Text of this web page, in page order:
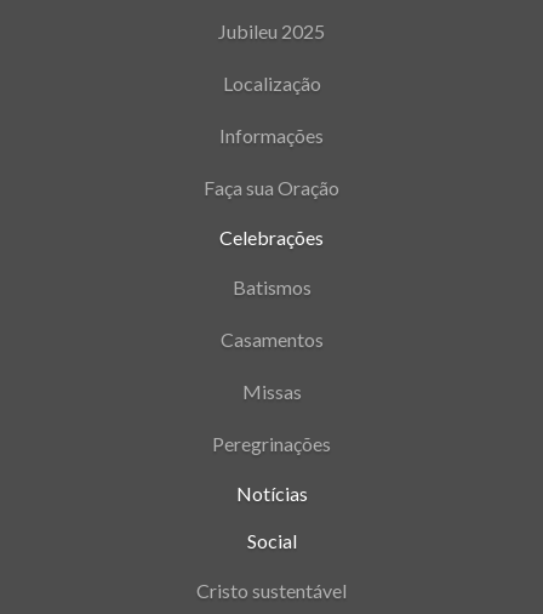
Jubileu 2025
Localização
Informações
Faça sua Oração
Celebrações
Batismos
Casamentos
Missas
Peregrinações
Notícias
Social
Cristo sustentável